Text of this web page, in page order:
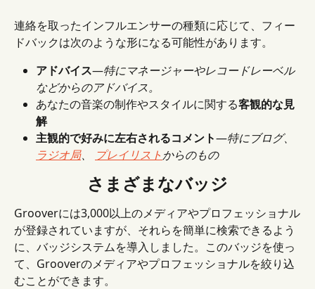
連絡を取ったインフルエンサーの種類に応じて、フィー
ドバックは次のような形になる可能性があります。
アドバイス―特にマネージャーやレコードレーベル
などからのアドバイス。
あなたの音楽の制作やスタイルに関する客観的な見
解
主観的で好みに左右されるコメント―特にブログ、
ラジオ局、 プレイリストからのもの
さまざまなバッジ
Grooverには3,000以上のメディアやプロフェッショナル
が登録されていますが、それらを簡単に検索できるよう
に、バッジシステムを導入しました。このバッジを使っ
て、Grooverのメディアやプロフェッショナルを絞り込
むことができます。